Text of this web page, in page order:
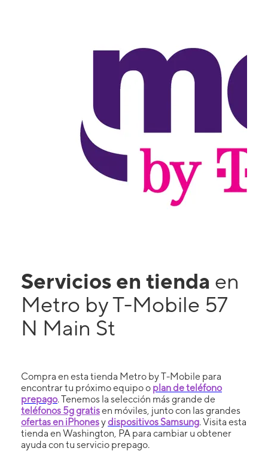
Servicios en tienda en
Metro by T-Mobile 57
N Main St
Compra en esta tienda Metro by T-Mobile para
encontrar tu próximo equipo o plan de teléfono
prepago. Tenemos la selección más grande de
teléfonos 5g gratisen móviles, junto con las grandes
ofertas en iPhonesydispositivos Samsung. Visita esta
tienda en Washington, PA para cambiar u obtener
ayuda con tu servicio prepago.